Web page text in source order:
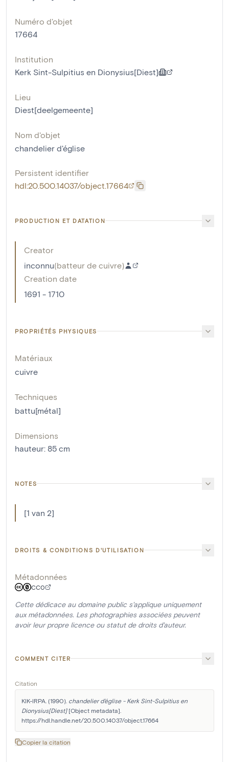
Numéro d'objet
17664
Institution
Kerk Sint-Sulpitius en Dionysius[Diest]
Lieu
Diest[deelgemeente]
Nom d'objet
chandelier d'église
Persistent identifier
hdl:20.500.14037/object.17664
PRODUCTION ET DATATION
Creator
inconnu(batteur de cuivre)
Creation date
1691 - 1710
PROPRIÉTÉS PHYSIQUES
Matériaux
cuivre
Techniques
battu[métal]
Dimensions
hauteur: 85 cm
NOTES
[1 van 2]
DROITS & CONDITIONS D'UTILISATION
Métadonnées
CC0
Cette dédicace au domaine public s'applique uniquement
aux métadonnées. Les photographies associées peuvent
avoir leur propre licence ou statut de droits d'auteur.
COMMENT CITER
Citation
KIK-IRPA. (1990). chandelier d'église - Kerk Sint-Sulpitius en
Dionysius[Diest] [Object metadata].
https://hdl.handle.net/20.500.14037/object.17664
Copier la citation